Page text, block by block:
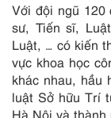
Với đội ngũ 120
sư, Tiến sĩ,
Luật, … có kiến
vực khoa học
khác nhau, hầu
luật Sở hữu Trí
Hà Nội và